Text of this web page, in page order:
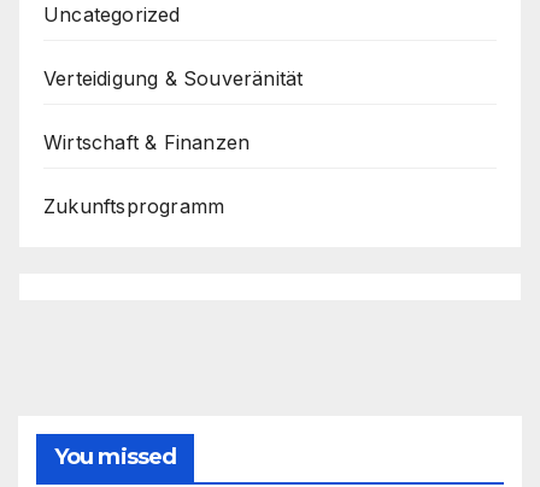
Uncategorized
Verteidigung & Souveränität
Wirtschaft & Finanzen
Zukunftsprogramm
You missed